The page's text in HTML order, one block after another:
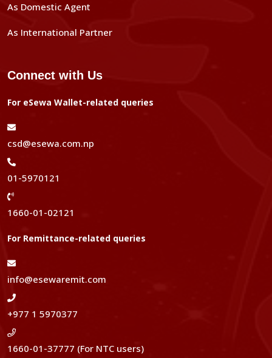
As Domestic Agent
As International Partner
Connect with Us
For eSewa Wallet-related queries
csd@esewa.com.np
01-5970121
1660-01-02121
For Remittance-related queries
info@esewaremit.com
+977 1 5970377
1660-01-37777 (For NTC users)